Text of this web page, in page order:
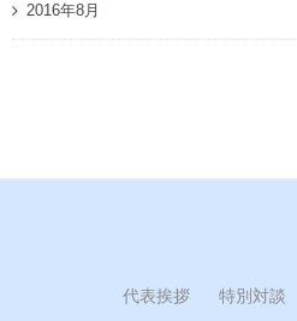
2016年8月
代表挨拶 特別対談